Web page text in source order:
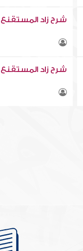
شرح زاد المستقنع 109 - كتاب الصيام 09
شرح زاد المستقنع 111 - كتاب الصيام 11